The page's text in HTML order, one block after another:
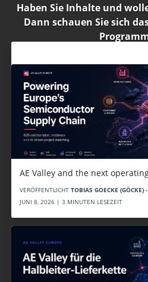
Haben Sie Inhalte und
Dann schauen Sie sich
AE Valley and the next
VERÖFFENTLICHT TOBIAS GOECKE (GÖCKE)
JUNI 8, 2026 | 3 MINUTEN LESEZEIT